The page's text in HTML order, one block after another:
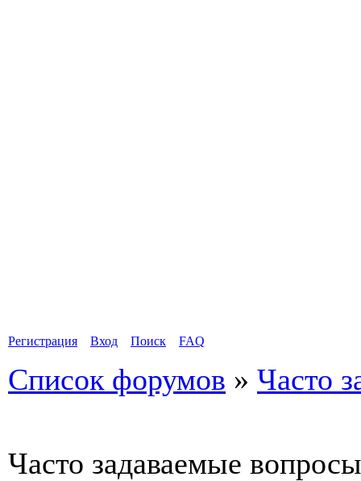
Регистрация Вход Поиск FAQ
Список форумов » Часто
Часто задаваемые вопросы